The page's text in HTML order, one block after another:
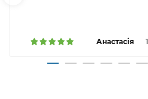
Анастасія